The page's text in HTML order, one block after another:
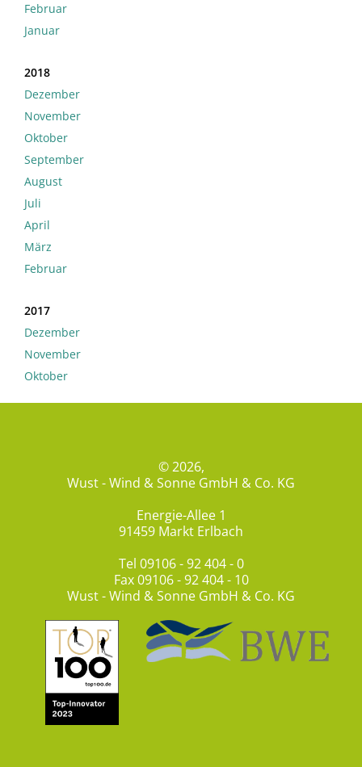
Februar
Januar
2018
Dezember
November
Oktober
September
August
Juli
April
März
Februar
2017
Dezember
November
Oktober
© 2026,
Wust - Wind & Sonne GmbH & Co. KG
Energie-Allee 1
91459 Markt Erlbach
Tel 09106 - 92 404 - 0
Fax 09106 - 92 404 - 10
Wust - Wind & Sonne GmbH & Co. KG